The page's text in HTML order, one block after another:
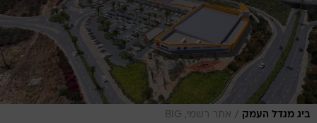
ביג מגדל העמק / אתר רשמי, BIG